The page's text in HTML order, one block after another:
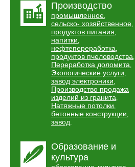
Производство
промышленное,
сельско- хозяйственное,
продуктов питания,
напитки,
нефтепереработка,
продуктов пчеловодства,
Переработка доломита,
Экологические услуги,
завод электроники,
Производство продажа
изделий из гранита,
Натяжные потолки,
бетонные конструкции,
завод,
Образование и
культура